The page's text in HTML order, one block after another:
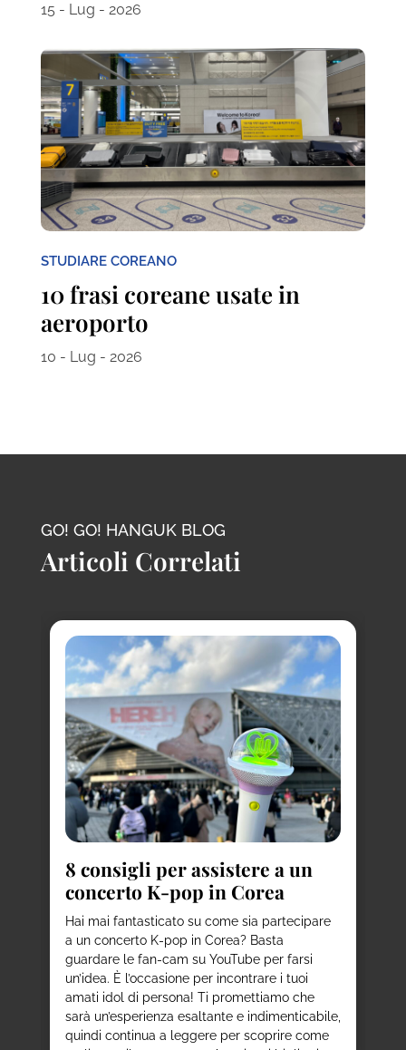
15 - Lug - 2026
STUDIARE COREANO
10 frasi coreane usate in
aeroporto
10 - Lug - 2026
GO! GO! HANGUK BLOG
Articoli Correlati
8 consigli per assistere a un
concerto K-pop in Corea
Hai mai fantasticato su come sia partecipare
a un concerto K-pop in Corea? Basta
guardare le fan-cam su YouTube per farsi
un’idea. È l’occasione per incontrare i tuoi
amati idol di persona! Ti promettiamo che
sarà un’esperienza esaltante e indimenticabile,
quindi continua a leggere per scoprire come